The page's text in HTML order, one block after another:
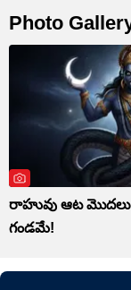
Photo
రాహువు ఆట
గండమే!